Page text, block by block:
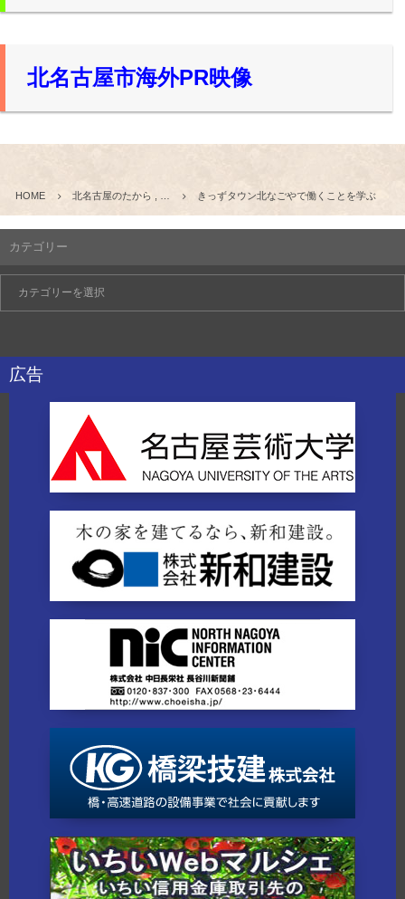
北名古屋市海外PR映像
HOME 北名古屋のたから , … きっずタウン北なごやで働くことを学ぶ
カテゴリー
広告